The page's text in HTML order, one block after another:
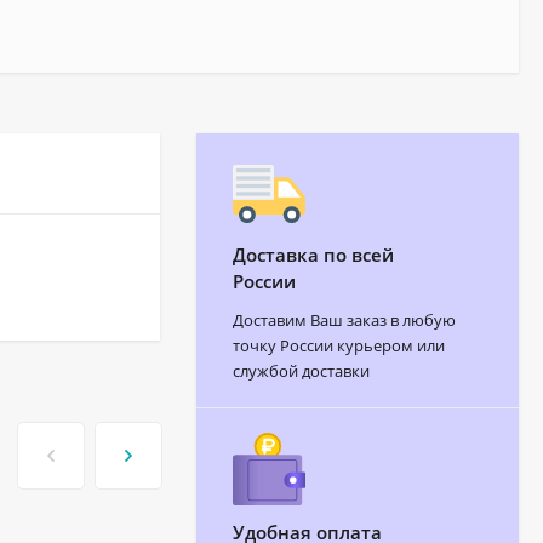
Доставка по всей
России
Доставим Ваш заказ в любую
точку России курьером или
службой доставки
Удобная оплата